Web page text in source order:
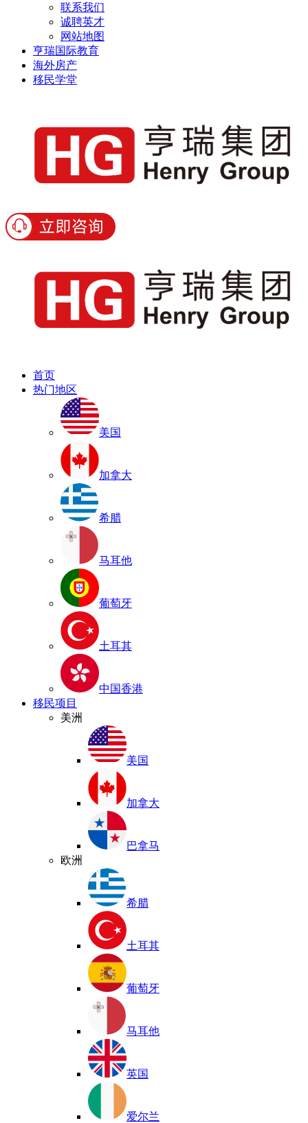
联系我们
诚聘英才
网站地图
亨瑞国际教育
海外房产
移民学堂
首页
热门地区
美国
加拿大
希腊
马耳他
葡萄牙
土耳其
中国香港
移民项目
美洲
美国
加拿大
巴拿马
欧洲
希腊
土耳其
葡萄牙
马耳他
英国
爱尔兰